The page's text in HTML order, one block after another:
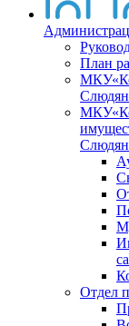
План
Отдел